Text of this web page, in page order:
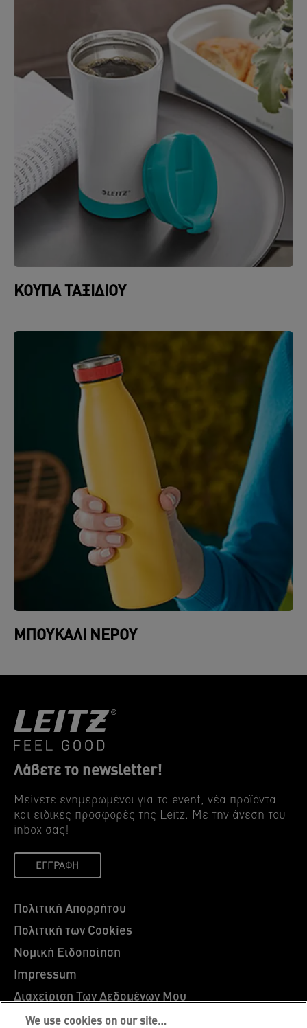
ΚΟΎΠΑ ΤΑΞΙΔΙΟΎ
ΜΠΟΥΚΆΛΙ ΝΕΡΟΎ
Λάβετε το newsletter!
Μείνετε ενημερωμένοι για τα event, νέα προϊόντα
και ειδικές προσφορές της Leitz. Mε την άνεση του
inbox σας!
ΕΓΓΡΑΦΉ
Πολιτική Απορρήτου
Πολιτική των Cookies
Νομική Ειδοποίηση
Impressum
Διαχείριση Των Δεδομένων Μου
Leitz EasyPrint
We use cookies on our site…